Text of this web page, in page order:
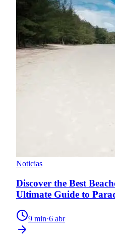
Noticias
Discover the Best
Ultimate Guide to
9 min·6 abr